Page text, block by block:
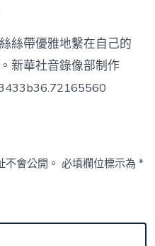
絲帶優雅地繫在自己的
新華社音錄像部制作
會公開。 必填欄位標示為*